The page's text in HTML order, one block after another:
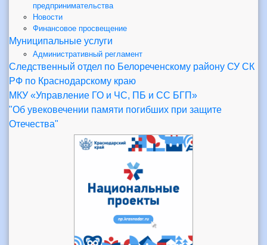
предпринимательства
Новости
Финансовое просвещение
Муниципальные услуги
Административный регламент
Следственный отдел по Белореченскому району СУ СК
РФ по Краснодарскому краю
МКУ «Управление ГО и ЧС, ПБ и СС БГП»
"Об увековечении памяти погибших при защите
Отечества"